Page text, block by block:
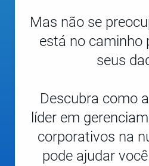
Mas não se
está no caminho
seus
Descubra como
líder em
corporativos na
pode ajudar